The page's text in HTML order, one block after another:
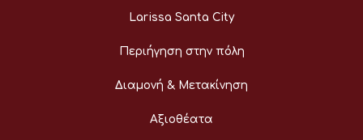
Larissa Santa City
Περιήγηση στην πόλη
Διαμονή & Μετακίνηση
Αξιοθέατα